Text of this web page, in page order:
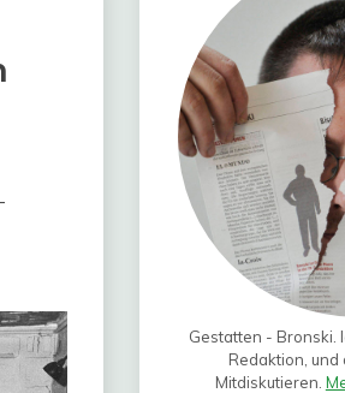
Gestatten - Bronski.
Redaktion, und
Mitdiskutieren.